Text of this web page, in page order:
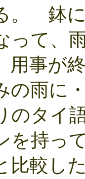
。 鉢
って、
事が
の雨に
のタイ
を持っ
比較し